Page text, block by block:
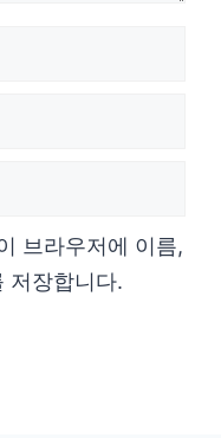
브라우저에 이름,
저장합니다.